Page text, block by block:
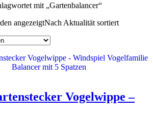
mit „Gartenbalancer“
angezeigtNach Aktualität sortiert
Vogelwippe –